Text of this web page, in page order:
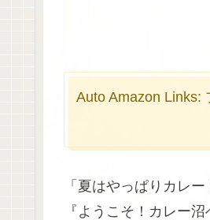
Auto Amazon Links:
「夏はやっぱりカレ
『ようこそ！カレー